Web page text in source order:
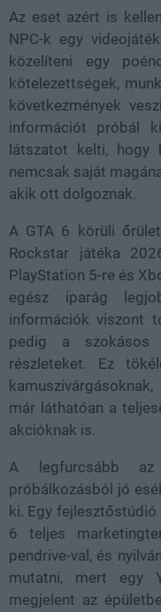
Az eset azért is
NPC-k egy
közelíteni egy
kötelezettségek,
következmények
információt próbál
látszatot kelti, hogy
nemcsak saját
akik ott dolgoznak.
A GTA 6 körüli
Rockstar játéka
PlayStation 5-re és
egész iparág
információk viszont
pedig a szokásos
részleteket. Ez
már láthatóan a
akcióknak is.
A legfurcsább
próbálkozásból jó
ki. Egy fejlesztőstúdió
6 teljes
pendrive-val, és
mutatni, mert egy
megjelent az